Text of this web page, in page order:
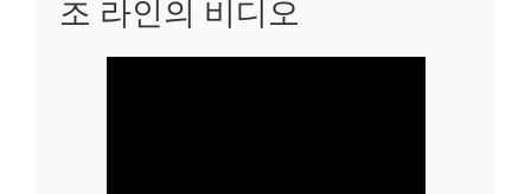
조 라인의 비디오